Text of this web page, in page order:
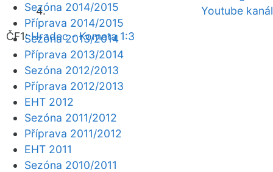
Youtube kanál
ČF1:Hradec - Kometa 1:3
Sezóna 2014/2015
Příprava 2014/2015
Sezóna 2013/2014
Příprava 2013/2014
Sezóna 2012/2013
Příprava 2012/2013
EHT 2012
Sezóna 2011/2012
Příprava 2011/2012
EHT 2011
Sezóna 2010/2011